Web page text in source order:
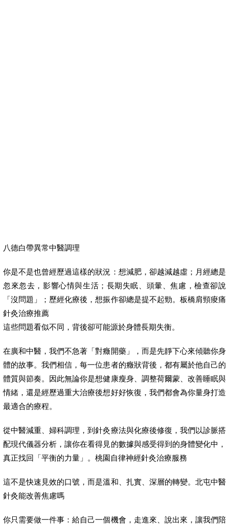
八德白帶異常中醫調理
你是不是也曾經歷過這樣的狀況：想減肥，卻越減越虛；月經總是
忽來忽去，影響心情與生活；長期失眠、頭暈、焦慮，檢查卻說
「沒問題」；歷經化療後，想振作卻總是提不起勁。板橋肩頸痠痛
針灸治療推薦
這些問題看似不同，背後卻可能源於身體長期失衡。
在廣和中醫，我們不急著「對癥開藥」，而是先靜下心來傾聽你身
體的故事。我們相信，每一位患者的癥狀背後，都有屬於他自己的
體質與節奏。因此無論你是想健康瘦身、調整荷爾蒙、改善睡眠與
情緒，還是經歷過重大治療後想好好恢復，我們都會為你量身打造
最適合的療程。
從中醫減重、婦科調理，到針灸療法與化療後修復，我們以診脈搭
配現代儀器分析，讓你在看得見的數據與感受得到的身體變化中，
真正找回「平衡的力量」。桃園自律神經針灸治療服務
這不是快速見效的口號，而是溫和、扎實、深層的轉變。北屯中醫
針灸能改善焦慮嗎
你只需要做一件事：給自己一個機會，走進來、說出來，讓我們陪